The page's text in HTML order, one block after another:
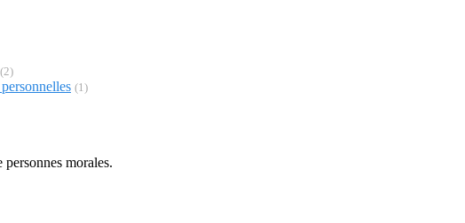
(2)
(1)
morales.